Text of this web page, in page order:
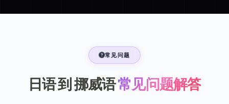
常见问题
日语 到 挪威语常见问题解答